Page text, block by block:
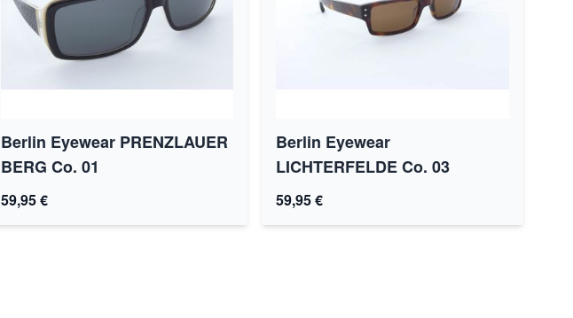
Berlin Eyewear PRENZLAUER
BERG Co. 01
59,95 €
Berlin Eyewear
LICHTERFELDE Co. 03
59,95 €